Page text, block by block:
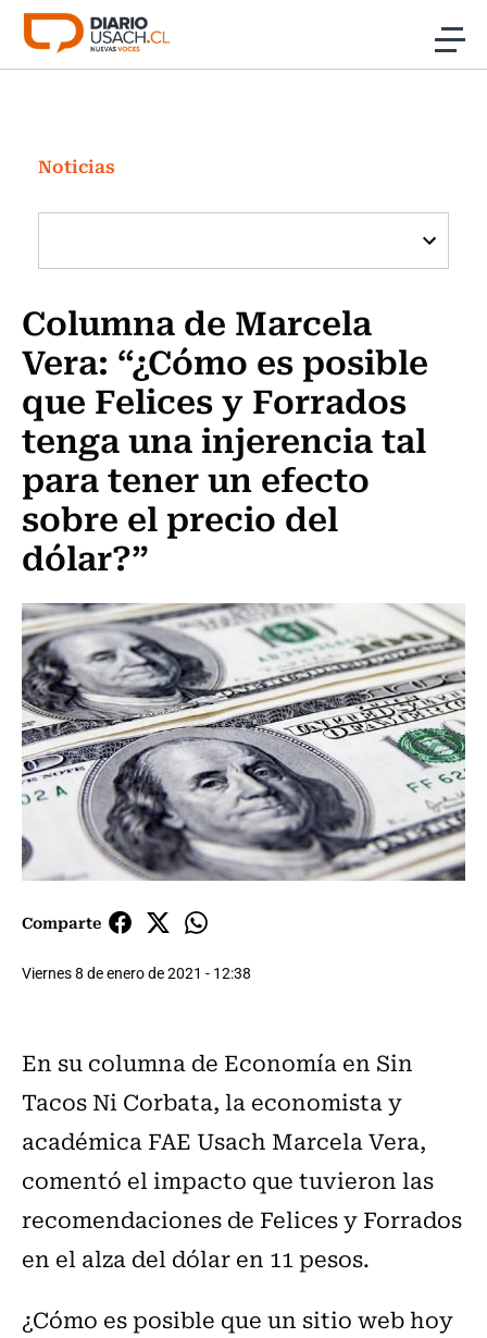
Click acá para ir directamente al contenido
Investigación
Cultura
Programas Radio y TV Usach
Noticias
Columna de Marcela
Vera: “¿Cómo es posible
que Felices y Forrados
tenga una injerencia tal
para tener un efecto
sobre el precio del
dólar?”
Comparte
Viernes 8 de enero de 2021 - 12:38
En su columna de Economía en Sin
Tacos Ni Corbata, la economista y
académica FAE Usach Marcela Vera,
comentó el impacto que tuvieron las
recomendaciones de Felices y Forrados
en el alza del dólar en 11 pesos.
¿Cómo es posible que un sitio web hoy